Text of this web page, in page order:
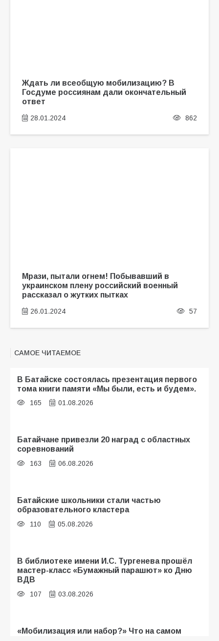
Ждать ли всеобщую мобилизацию? В
Госдуме россиянам дали окончательный
ответ
28.01.2024 862
Мрази, пытали огнем! Побывавший в
украинском плену российский военный
рассказал о жутких пытках
26.01.2024 57
САМОЕ ЧИТАЕМОЕ
В Батайске состоялась презентация первого
тома книги памяти «Мы были, есть и будем».
165 01.08.2026
Батайчане привезли 20 наград с областных
соревнований
163 06.08.2026
Батайские школьники стали частью
образовательного кластера
110 05.08.2026
В библиотеке имени И.С. Тургенева прошёл
мастер-класс «Бумажный парашют» ко Дню
ВДВ
107 03.08.2026
«Мобилизация или набор?» Что на самом